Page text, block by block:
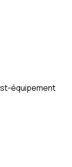
équipement